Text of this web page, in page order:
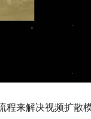
程来解决视频扩